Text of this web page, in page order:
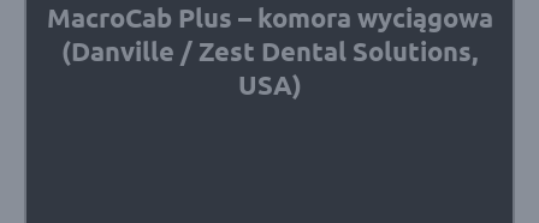
MacroCab Plus – komora wyciągowa
(Danville / Zest Dental Solutions,
USA)